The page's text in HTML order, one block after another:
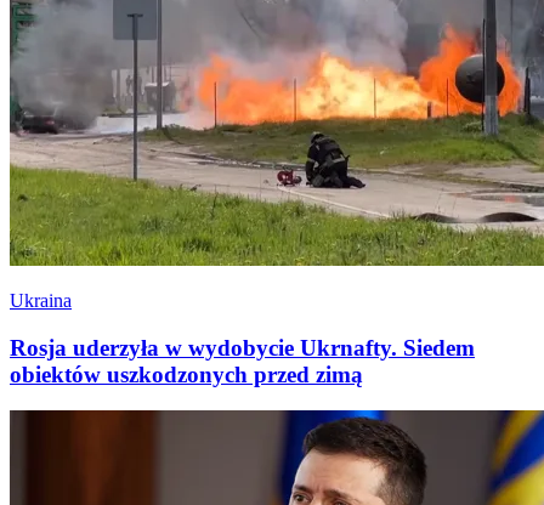
Ukraina
Rosja uderzyła w wydobycie Ukrnafty. Siedem
obiektów uszkodzonych przed zimą